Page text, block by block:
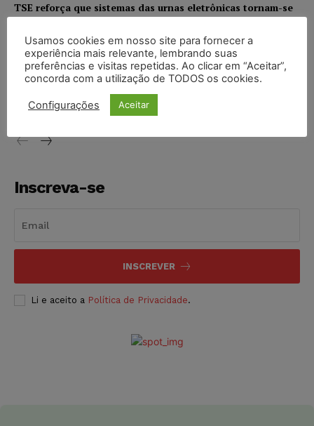
TSE reforça que sistemas das urnas eletrônicas tornam-se
invioláveis após assinatura digital e lacração
NOTÍCIAS 06/08/2026
STF inicia julgamento sobre constitucionalidade da
proibição dos jogos de azar no Brasil
NOTÍCIAS 06/08/2026
Inscreva-se
INSCREVER
Li e aceito a Política de Privacidade.
Usamos cookies em nosso site para fornecer a
experiência mais relevante, lembrando suas
preferências e visitas repetidas. Ao clicar em “Aceitar”,
concorda com a utilização de TODOS os cookies.
Configurações Aceitar